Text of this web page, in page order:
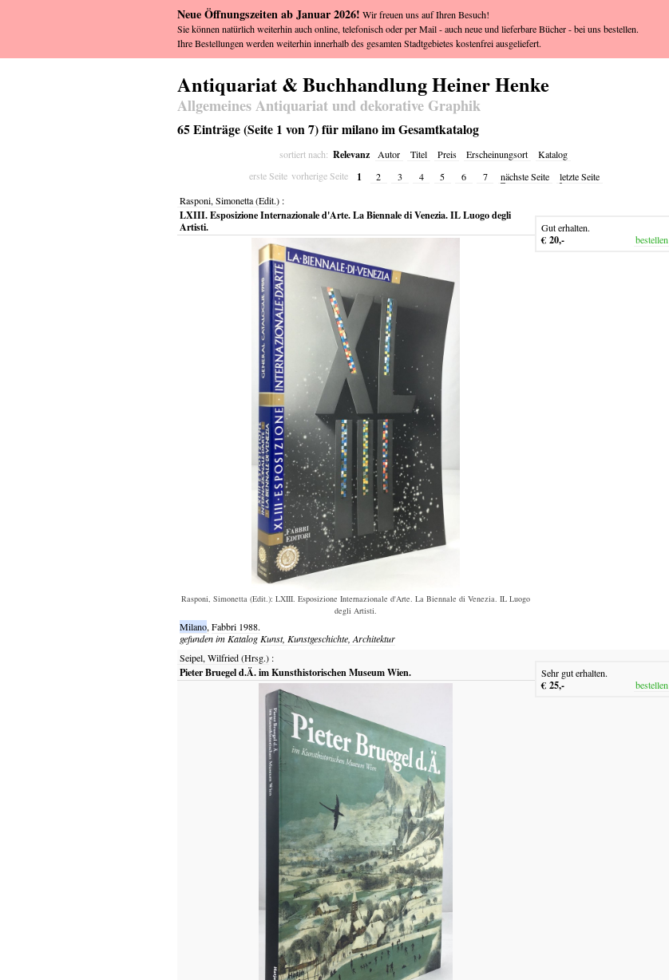
Antiquariat & Buchhandlung Heiner Henke
Allgemeines Antiquariat und dekorative Graphik
65 Einträge (Seite 1 von 7) für milano im Gesamtkatalog
sortiert nach: Relevanz Autor Titel Preis Erscheinungsort
Katalog
erste Seite vorherige Seite 1 2 3 4 5 6 7 nächste Seite letzte Seite
Rasponi, Simonetta (Edit.):
LXIII. Esposizione Internazionale d'Arte. La Biennale di Venezia. IL Luogo degli
Artisti.
Rasponi, Simonetta (Edit.): LXIII. Esposizione Internazionale d'Arte. La Biennale di Venezia. IL Luogo
degli Artisti.
Milano, Fabbri 1988.
gefunden im Katalog Kunst, Kunstgeschichte, Architektur
Gut erhalten.
€ 20,- bestellen
Seipel, Wilfried (Hrsg.):
Pieter Bruegel d.Ä. im Kunsthistorischen Museum Wien. Sehr gut erhalten.
€ 25,- bestellen
Neue Öffnungszeiten ab Januar 2026! Wir freuen uns auf Ihren Besuch!
Sie können natürlich weiterhin auch online, telefonisch oder per Mail - auch neue und lieferbare Bücher - bei uns bestellen.
Ihre Bestellungen werden weiterhin innerhalb des gesamten Stadtgebietes kostenfrei ausgeliefert.